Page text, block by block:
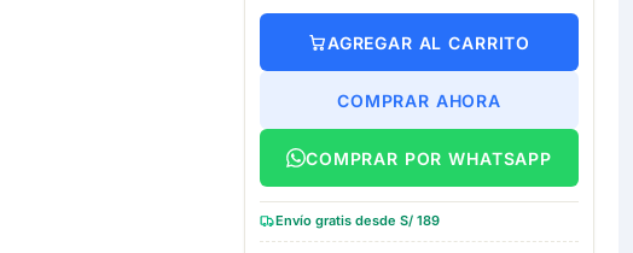
AGREGAR AL CARRITO
COMPRAR AHORA
COMPRAR POR WHATSAPP
Envío gratis desde S/ 189